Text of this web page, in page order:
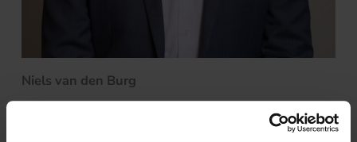
Niels van den Burg